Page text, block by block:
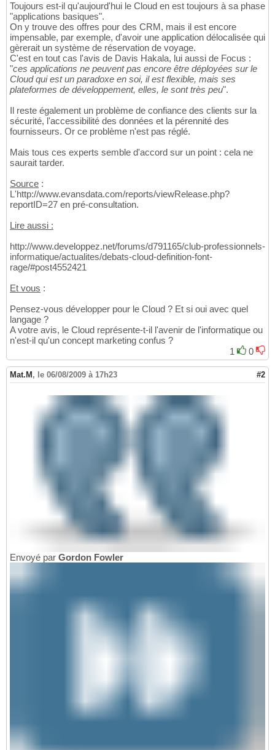
Toujours est-il qu'aujourd'hui le Cloud en est toujours à sa phase
"applications basiques".
On y trouve des offres pour des CRM, mais il est encore
impensable, par exemple, d'avoir une application délocalisée qui
gèrerait un système de réservation de voyage.
C'est en tout cas l'avis de Davis Hakala, lui aussi de Focus :
"ces applications ne peuvent pas encore être déployées sur le
Cloud qui est un paradoxe en soi, il est flexible, mais ses
plateformes de développement, elles, le sont très peu".
Il reste également un problème de confiance des clients sur la
sécurité, l'accessibilité des données et la pérennité des
fournisseurs. Or ce problème n'est pas réglé.
Mais tous ces experts semble d'accord sur un point : cela ne
saurait tarder.
Source :
L'http://www.evansdata.com/reports/viewRelease.php?
reportID=27 en pré-consultation.
Lire aussi :
http://www.developpez.net/forums/d791165/club-professionnels-
informatique/actualites/debats-cloud-definition-font-
rage/#post4552421
Et vous :
Pensez-vous développer pour le Cloud ? Et si oui avec quel
langage ?
A votre avis, le Cloud représente-t-il l'avenir de l'informatique ou
n'est-il qu'un concept marketing confus ?
1
0
Mat.M , le 06/08/2009 à 17h23 #2
Envoyé par Gordon Fowler